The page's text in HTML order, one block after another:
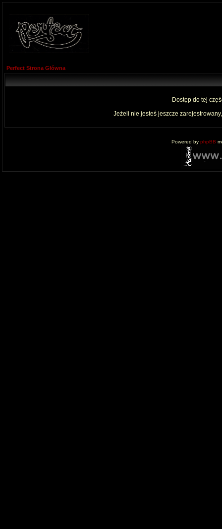
Perfect Strona Główna
Dostęp do tej
Jeżeli nie jesteś jeszcze
Powered by phpBB